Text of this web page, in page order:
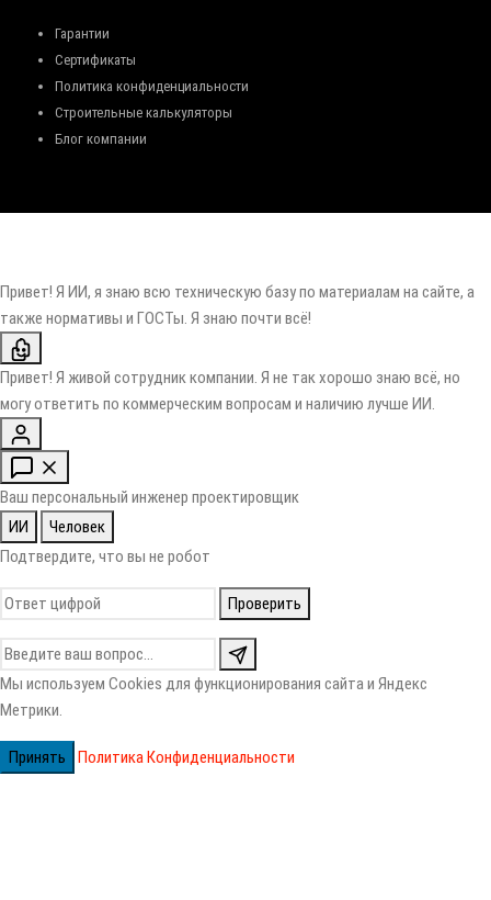
Гарантии
Сертификаты
Политика конфиденциальности
Строительные калькуляторы
Блог компании
Привет! Я ИИ, я знаю всю техническую базу по материалам на сайте, а
также нормативы и ГОСТы. Я знаю почти всё!
Привет! Я живой сотрудник компании. Я не так хорошо знаю всё, но
могу ответить по коммерческим вопросам и наличию лучше ИИ.
Ваш персональный инженер проектировщик
ИИ
Человек
Подтвердите, что вы не робот
Проверить
Мы используем Cookies для функционирования сайта и Яндекс
Метрики.
Принять Политика Конфиденциальности